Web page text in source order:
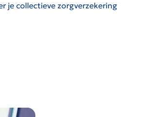
je collectieve zorgverzekering